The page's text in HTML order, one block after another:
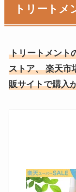
トリートメ
トリートメント
ストア、 楽天市
販サイトで購入